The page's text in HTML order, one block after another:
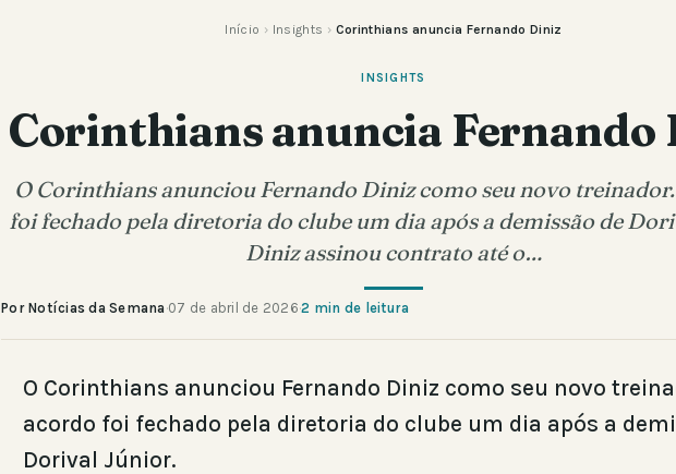
Início › Insights › Corinthians anuncia Fernando Diniz
INSIGHTS
Corinthians anuncia Fernando
O Corinthians anunciou Fernando Diniz como seu novo
foi fechado pela diretoria do clube um dia após a demissão de
Diniz assinou contrato até o…
Por Notícias da Semana ·07 de abril de 2026·2 min de leitura
O Corinthians anunciou Fernando Diniz como seu novo
acordo foi fechado pela diretoria do clube um dia após a
Dorival Júnior.